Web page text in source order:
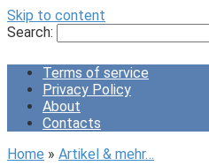
Skip to content
Search:
Terms of service
Privacy Policy
About
Contacts
Home » Artikel & mehr…